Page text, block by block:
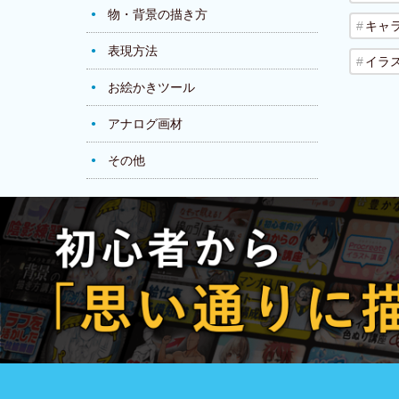
物・背景の描き方
表現方法
お絵かきツール
アナログ画材
その他
キャ
イラ